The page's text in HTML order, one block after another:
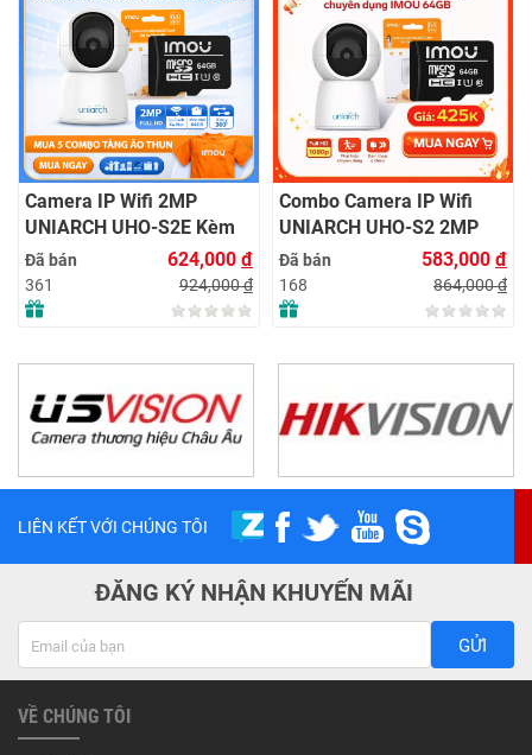
Kèm
|
Đặt
624,000
924,000
Combo Camera IP Wifi
UNIARCH UHO-S2 2MP
Kèm Thẻ Nhớ IMOU 64GB
| Phù Hợp Nhà & Cửa Hàng
Đã bán
583,000
864,000
UNIARCH UHO-
Nhớ IMOU 64GB |
Sát 24/7 | Chính
Đã bán
153
LIÊN KẾT VỚI CHÚNG TÔI
ĐĂNG KÝ NHẬN KHUYẾN MÃI
GỬI
VỀ CHÚNG TÔI